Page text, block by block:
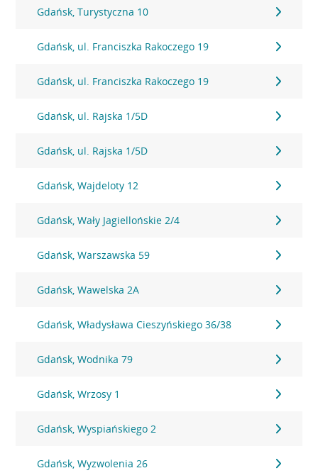
Gdańsk, Turystyczna 10
Gdańsk, ul. Franciszka Rakoczego 19
Gdańsk, ul. Franciszka Rakoczego 19
Gdańsk, ul. Rajska 1/5D
Gdańsk, ul. Rajska 1/5D
Gdańsk, Wajdeloty 12
Gdańsk, Wały Jagiellońskie 2/4
Gdańsk, Warszawska 59
Gdańsk, Wawelska 2A
Gdańsk, Władysława Cieszyńskiego 36/38
Gdańsk, Wodnika 79
Gdańsk, Wrzosy 1
Gdańsk, Wyspiańskiego 2
Gdańsk, Wyzwolenia 26